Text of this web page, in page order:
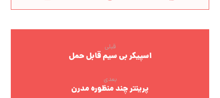
قبلی
اسپیکر بی سیم قابل حمل
بعدی
پرینتر چند منظوره مدرن